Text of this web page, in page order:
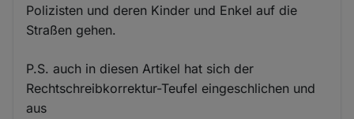
Polizisten und deren Kinder und Enkel auf die
Straßen gehen.
P.S. auch in diesen Artikel hat sich der
Rechtschreibkorrektur-Teufel eingeschlichen und
aus